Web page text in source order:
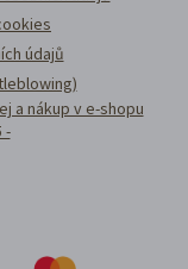
údajů
a nákup v e-shopu
-